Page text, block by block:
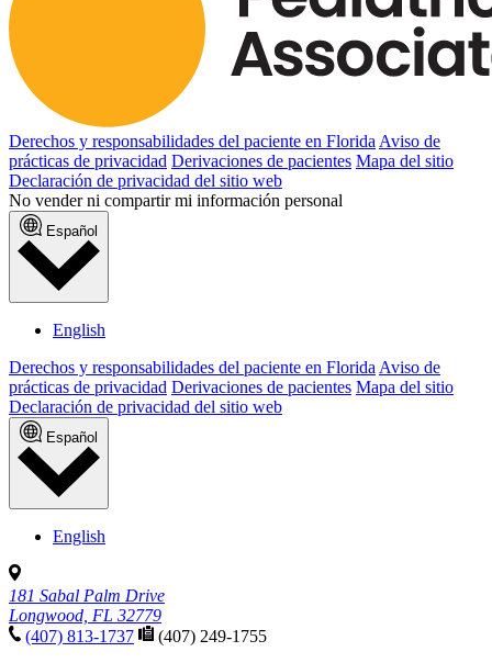
Derechos y responsabilidades del paciente en Florida Aviso de
prácticas de privacidad Derivaciones de pacientes Mapa del sitio
Declaración de privacidad del sitio web
No vender ni compartir mi información personal
Español
English
Derechos y responsabilidades del paciente en Florida Aviso de
prácticas de privacidad Derivaciones de pacientes Mapa del sitio
Declaración de privacidad del sitio web
Español
English
181 Sabal Palm Drive
Longwood, FL 32779
(407) 813-1737
(407) 249-1755